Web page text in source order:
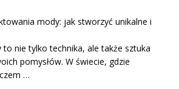
mody: jak stworzyć unikalne i
nie tylko technika, ale także sztuka
pomysłów. W świecie, gdzie
…